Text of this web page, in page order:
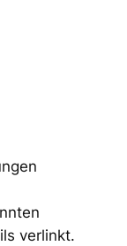
verlinkt.